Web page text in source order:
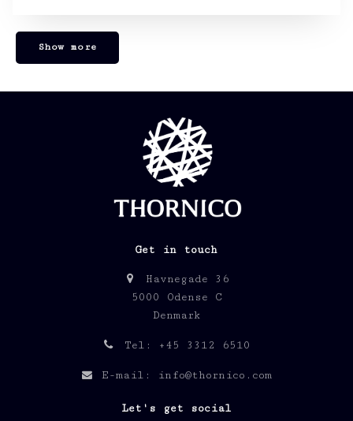
Show more
Get in touch
Havnegade 36
5000 Odense C
Denmark
Tel: +45 3312 6510
E-mail: info@thornico.com
Let's get social